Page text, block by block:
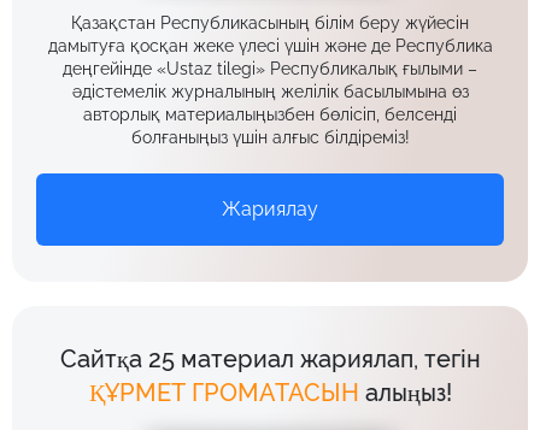
Қазақстан Республикасының білім беру жүйесін
дамытуға қосқан жеке үлесі үшін және де Республика
деңгейінде «Ustaz tilegi» Республикалық ғылыми –
әдістемелік журналының желілік басылымына өз
авторлық материалыңызбен бөлісіп, белсенді
болғаныңыз үшін алғыс білдіреміз!
Жариялау
Сайтқа 25 материал жариялап, тегін
ҚҰРМЕТ ГРОМАТАСЫН алыңыз!